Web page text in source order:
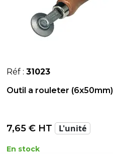
Réf : 31023
Outil a rouleter (6x50mm)
7,65 € HT L'unité
En stock